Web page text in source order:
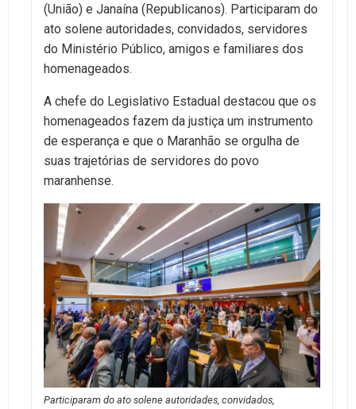
(União) e Janaína (Republicanos). Participaram do
ato solene autoridades, convidados, servidores
do Ministério Público, amigos e familiares dos
homenageados.
A chefe do Legislativo Estadual destacou que os
homenageados fazem da justiça um instrumento
de esperança e que o Maranhão se orgulha de
suas trajetórias de servidores do povo
maranhense.
Participaram do ato solene autoridades, convidados,